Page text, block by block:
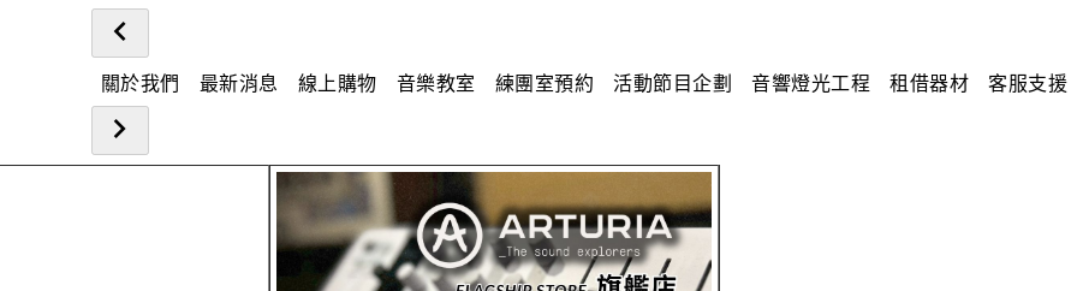
關於我們 最新消息 線上購物 音樂教室 練團室預約 活動節目企劃 音響燈光工程 租借器材 客服支援